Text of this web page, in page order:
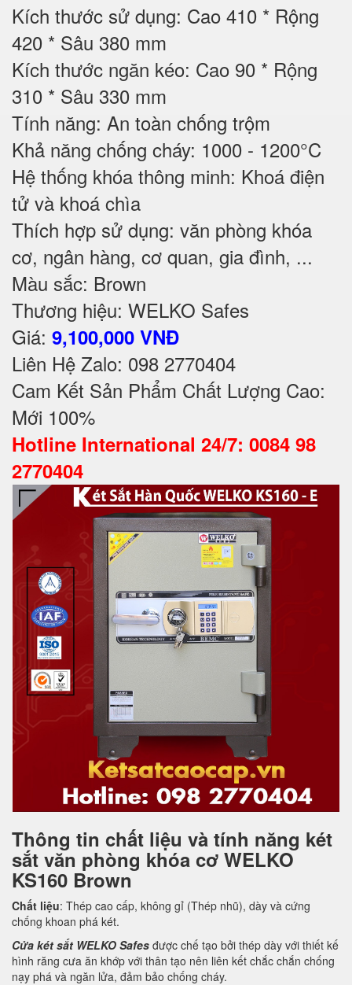
Kích thước sử dụng: Cao 410 * Rộng
420 * Sâu 380 mm
Kích thước ngăn kéo: Cao 90 * Rộng
310 * Sâu 330 mm
Tính năng: An toàn chống trộm
Khả năng chống cháy: 1000 - 1200°C
Hệ thống khóa thông minh: Khoá điện
tử và khoá chìa
Thích hợp sử dụng: văn phòng khóa
cơ, ngân hàng, cơ quan, gia đình, ...
Màu sắc: Brown
Thương hiệu: WELKO Safes
Giá: 9,100,000 VNĐ
Liên Hệ Zalo: 098 2770404
Cam Kết Sản Phẩm Chất Lượng Cao:
Mới 100%
Hotline International 24/7: 0084 98
2770404
Thông tin chất liệu và tính năng két
sắt văn phòng khóa cơ WELKO
KS160 Brown
Chất liệu: Thép cao cấp, không gỉ (Thép nhũ), dày và cứng
chống khoan phá két.
Cửa két sắt WELKO Safes được chế tạo bởi thép dày với thiết kế
hình răng cưa ăn khớp với thân tạo nên liên kết chắc chắn chống
nạy phá và ngăn lửa, đảm bảo chống cháy.